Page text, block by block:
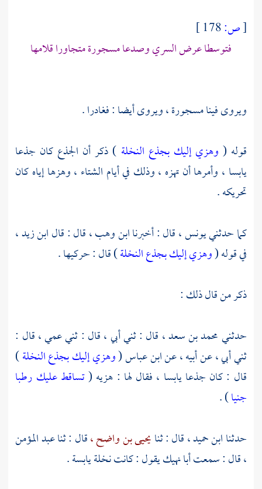
[ص:
فتوسطا عرض السري وصدعا مسجورة متجاورا قلامها
ويروى فينا مسجورة ، ويروى أيضا : فغادرا .
قوله ( وهزي إليك بجذع النخلة ) ذكر أن الجذع كان جذعا
يابسا ، وأمرها أن تهزه ، وذلك في أيام الشتاء ، وهزها إياه كان
تحريكه .
كما حدثنييونس ،قال : أخبرناابن وهب ،قال : قالابن زيد ،
في قوله (وهزي إليك بجذع النخلة) قال : حركيها .
ذكر من قال ذلك :
حدثنيمحمد بن سعد ، قال : ثني أبي ، قال : ثني عمي ، قال :
ثني أبي ، عن أبيه ، عنابن عباس(وهزي إليك بجذع النخلة)
قال : كان جذعا يابسا ، فقال لها : هزيه (تساقط عليك رطبا
جنيا) .
حدثناابن حميد ،قال : ثنايحيى بن واضح ،قال : ثناعبد المؤمن
،قال : سمعتأبا نهيكيقول : كانت نخلة يابسة .